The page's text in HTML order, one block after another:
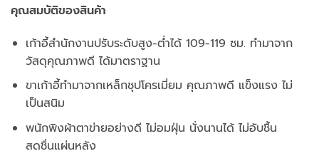
คุณสมบัติของสินค้า
เก้าอี้สำนักงานปรับระดับสูง-ต่ำได้ 109-119 ซม. ทำมาจาก
วัสดุคุณภาพดี ได้มาตราฐาน
ขาเก้าอี้ทำมาจากเหล็กชุปโครเมี่ยม คุณภาพดี แข็งแรง ไม่
เป็นสนิม
พนักพิงผ้าตาข่ายอย่างดี ไม่อมฝุ่น นั่งนานได้ ไม่อับชื้น
สดชื่นแผ่นหลัง